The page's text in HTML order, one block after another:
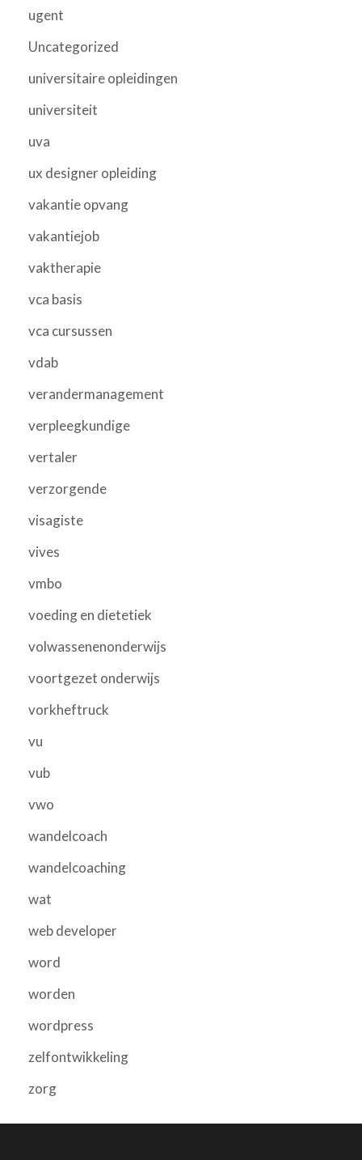
ugent
Uncategorized
universitaire opleidingen
universiteit
uva
ux designer opleiding
vakantie opvang
vakantiejob
vaktherapie
vca basis
vca cursussen
vdab
verandermanagement
verpleegkundige
vertaler
verzorgende
visagiste
vives
vmbo
voeding en dietetiek
volwassenenonderwijs
voortgezet onderwijs
vorkheftruck
vu
vub
vwo
wandelcoach
wandelcoaching
wat
web developer
word
worden
wordpress
zelfontwikkeling
zorg